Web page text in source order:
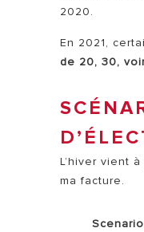
2020.
En 2021,
de 20, 30,
L’hiver vient
ma facture.